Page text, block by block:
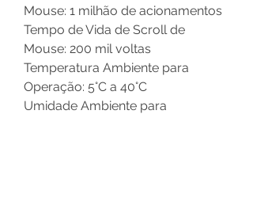
Mouse: 1 milhão de acionamentos
Tempo de Vida de Scroll de
Mouse: 200 mil voltas
Temperatura Ambiente para
Operação: 5°C a 40°C
Umidade Ambiente para